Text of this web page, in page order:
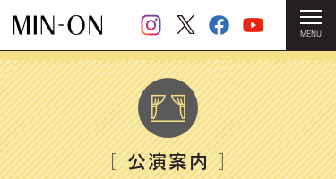
MENU
HOME ＞ 公演案内
［公演案内］